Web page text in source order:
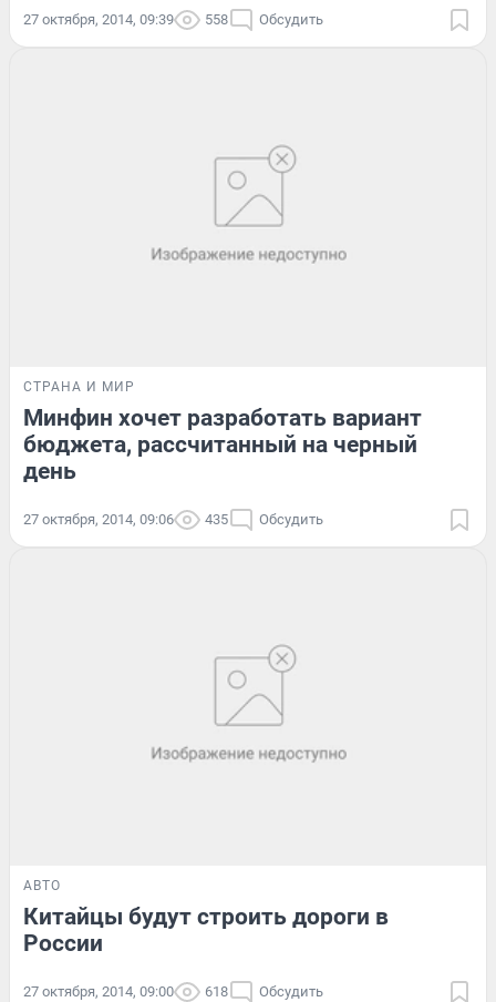
27 октября, 2014, 09:39 558 Обсудить
СТРАНА И МИР
Минфин хочет разработать вариант
бюджета, рассчитанный на черный
день
27 октября, 2014, 09:06 435 Обсудить
АВТО
Китайцы будут строить дороги в
России
27 октября, 2014, 09:00 618 Обсудить